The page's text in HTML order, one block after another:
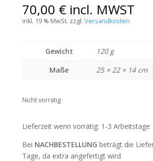
70,00 € incl. MWST
inkl. 19 % MwSt. zzgl. Versandkosten
Gewicht
120 g
Maße
25 × 22 × 14 cm
Nicht vorrätig
Lieferzeit wenn vorrätig: 1-3 Arbeitstage
Bei NACHBESTELLUNG beträgt die
Tage, da extra angefertigt wird